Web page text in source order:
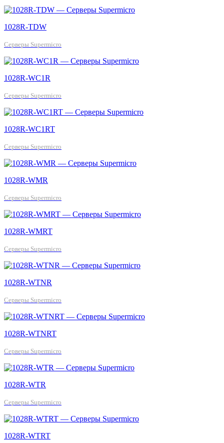
1028R-TDW
Серверы Supermicro
1028R-WC1R
Серверы Supermicro
1028R-WC1RT
Серверы Supermicro
1028R-WMR
Серверы Supermicro
1028R-WMRT
Серверы Supermicro
1028R-WTNR
Серверы Supermicro
1028R-WTNRT
Серверы Supermicro
1028R-WTR
Серверы Supermicro
1028R-WTRT